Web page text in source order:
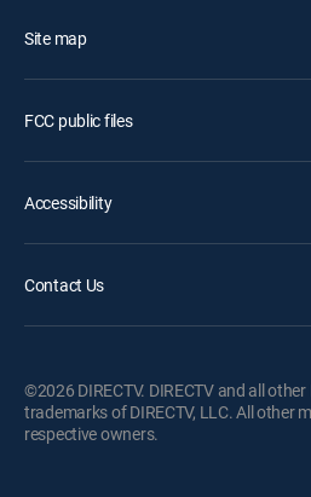
Site map
FCC public files
Accessibility
Contact Us
©2026 DIRECTV. DIRECTV and all
trademarks of DIRECTV, LLC. All other
respective owners.